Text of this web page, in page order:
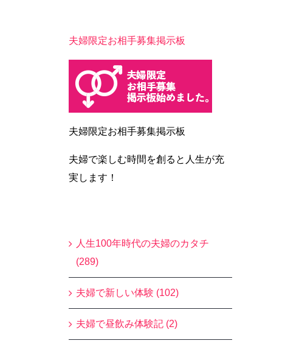
夫婦限定お相手募集掲示板
夫婦限定お相手募集掲示板
夫婦で楽しむ時間を創ると人生が充
実します！
人生100年時代の夫婦のカタチ
(289)
夫婦で新しい体験 (102)
夫婦で昼飲み体験記 (2)